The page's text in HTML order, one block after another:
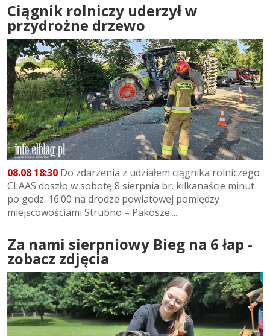
Ciągnik rolniczy uderzył w
przydrożne drzewo
08.08 18:30 Do zdarzenia z udziałem ciągnika rolniczego
CLAAS doszło w sobotę 8 sierpnia br. kilkanaście minut
po godz. 16:00 na drodze powiatowej pomiędzy
miejscowościami Strubno – Pakosze....
Za nami sierpniowy Bieg na 6 łap -
zobacz zdjęcia